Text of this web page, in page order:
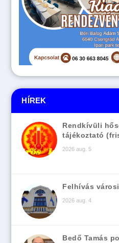
HÍREK
Rendkívüli
tájékoztató
2026 aug. 5
Felhívás
2026 aug. 4
Bedő Tamás